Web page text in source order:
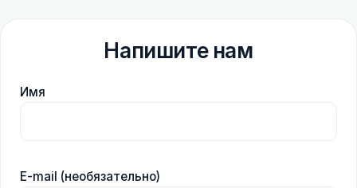
Напишите нам
Имя
E-mail (необязательно)